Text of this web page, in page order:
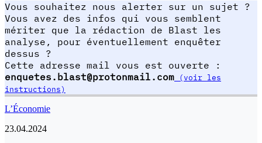
Vous souhaitez nous alerter sur un sujet ?
Vous avez des infos qui vous semblent
mériter que la rédaction de Blast les
analyse, pour éventuellement enquêter
dessus ?
Cette adresse mail vous est ouverte :
enquetes.blast@protonmail.com (voir les
instructions)
L’Économie
23.04.2024